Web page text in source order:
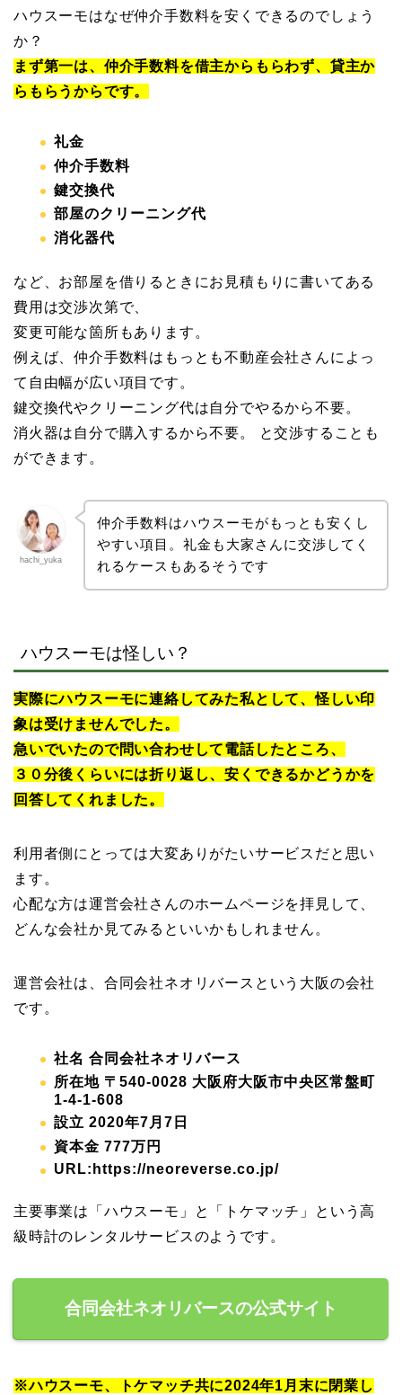
ハウスーモはなぜ仲介手数料を安くできるのでしょう
か？
まず第一は、仲介手数料を借主からもらわず、貸主か
らもらうからです。
礼金
仲介手数料
鍵交換代
部屋のクリーニング代
消化器代
など、お部屋を借りるときにお見積もりに書いてある
費用は交渉次第で、
変更可能な箇所もあります。
例えば、仲介手数料はもっとも不動産会社さんによっ
て自由幅が広い項目です。
鍵交換代やクリーニング代は自分でやるから不要。
消火器は自分で購入するから不要。 と交渉することも
ができます。
hachi_yuka
仲介手数料はハウスーモがもっとも安くし
やすい項目。礼金も大家さんに交渉してく
れるケースもあるそうです
ハウスーモは怪しい？
実際にハウスーモに連絡してみた私として、怪しい印
象は受けませんでした。
急いでいたので問い合わせして電話したところ、
３０分後くらいには折り返し、安くできるかどうかを
回答してくれました。
利用者側にとっては大変ありがたいサービスだと思い
ます。
心配な方は運営会社さんのホームページを拝見して、
どんな会社か見てみるといいかもしれません。
運営会社は、合同会社ネオリバースという大阪の会社
です。
社名 合同会社ネオリバース
所在地 〒540-0028 大阪府大阪市中央区常盤町
1-4-1-608
設立 2020年7月7日
資本金 777万円
URL:https://neoreverse.co.jp/
主要事業は「ハウスーモ」と「トケマッチ」という高
級時計のレンタルサービスのようです。
合同会社ネオリバースの公式サイト
※ハウスーモ、トケマッチ共に2024年1月末に閉業し